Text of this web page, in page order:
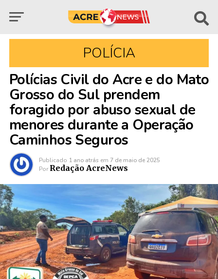
POLÍCIA
Polícias Civil do Acre e do Mato
Grosso do Sul prendem
foragido por abuso sexual de
menores durante a Operação
Caminhos Seguros
Publicado 1 ano atrás em 7 de maio de 2025
Por Redação AcreNews